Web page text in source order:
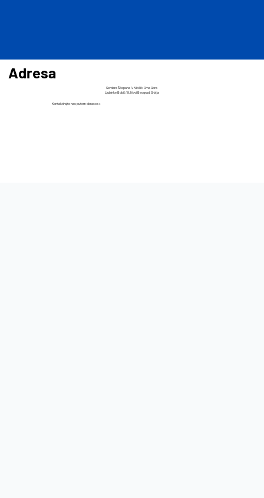
Adresa
Serdara Šćepana 4, Nikšić, Crna Gora
​Ljubinke Bobić 19, Novi Beograd, Srbija
Kontaktirajte nas putem obrasca >